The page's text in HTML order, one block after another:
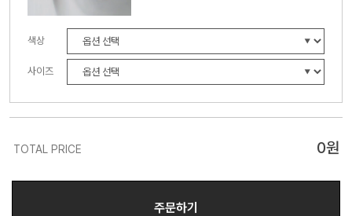
색상
사이즈
TOTAL PRICE 0원
주문하기